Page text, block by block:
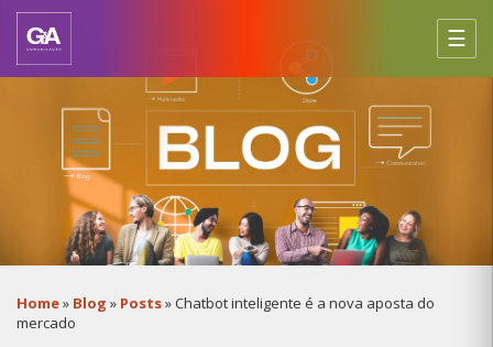
HOME
☰
Home» Blog » Posts»Chatbot inteligente é a nova aposta do
mercado